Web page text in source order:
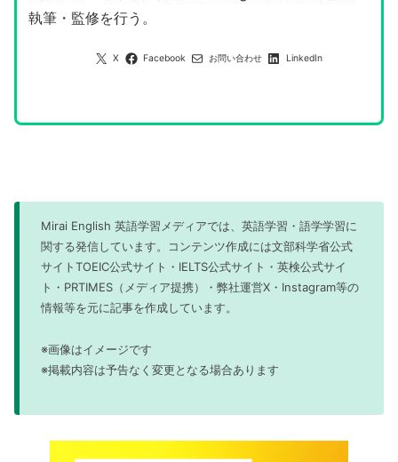
執筆・監修を行う。
X Facebook お問い合わせ LinkedIn
Mirai English 英語学習メディアでは、英語学習・語学学習に
関する発信しています。コンテンツ作成には文部科学省公式
サイトTOEIC公式サイト・IELTS公式サイト・英検公式サイ
ト・PRTIMES（メディア提携）・弊社運営X・Instagram等の
情報等を元に記事を作成しています。
※画像はイメージです
※掲載内容は予告なく変更となる場合あります